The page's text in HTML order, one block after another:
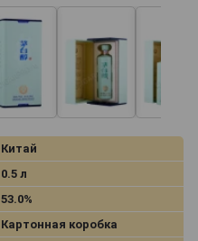
Китай
0.5 л
53.0%
Картонная коробка